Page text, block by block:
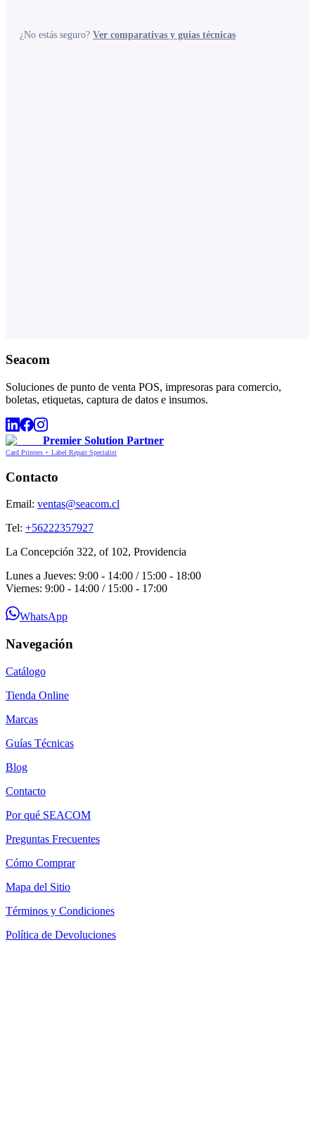
¿No estás seguro? Ver comparativas y guías técnicas
Seacom
Soluciones de punto de venta POS, impresoras para comercio,
boletas, etiquetas, captura de datos e insumos.
Premier Solution Partner
Card Printers + Label Repair Specialist
Contacto
Email: ventas@seacom.cl
Tel: +56222357927
La Concepción 322, of 102, Providencia
Lunes a Jueves: 9:00 - 14:00 / 15:00 - 18:00
Viernes: 9:00 - 14:00 / 15:00 - 17:00
WhatsApp
Navegación
Catálogo
Tienda Online
Marcas
Guías Técnicas
Blog
Contacto
Por qué SEACOM
Preguntas Frecuentes
Cómo Comprar
Mapa del Sitio
Términos y Condiciones
Política de Devoluciones